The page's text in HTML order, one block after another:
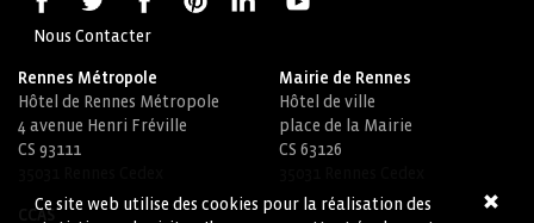
Ce site web utilise des cookies pour la réalisation des
Nous Contacter
Rennes Métropole
Hôtel de Rennes Métropole
4 avenue Henri Fréville
CS 93111
Mairie de Rennes
Hôtel de ville
place de la Mairie
CS 63126
CCAS